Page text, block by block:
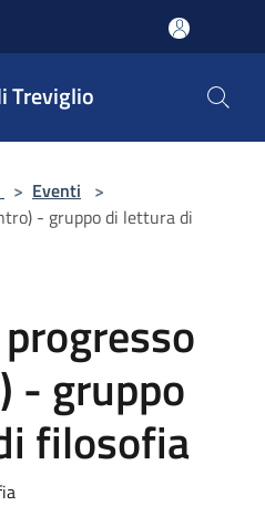
Treviglio
> Eventi >
- gruppo di lettura di
- gruppo
filosofia